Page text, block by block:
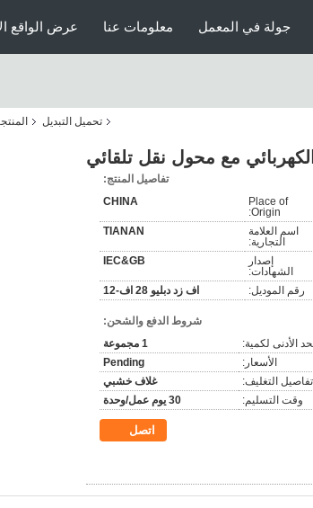
عرض الواقع معلومات عنا جولة في المعمل
تحميل التبديل
تفاصيل المنتج:
Place of
Origin:
CHINA
اسم العلامة
التجارية:
TIANAN
إصدار
الشهادات:
IEC&GB
رقم الموديل: اف زد دبليو 28 اف-12
شروط الدفع والشحن:
الأدنى لكمية:
1 مجموعة
الأسعار:
Pending
تفاصيل التغليف:
غلاف خشبي
وقت التسليم:
30 يوم عمل/وحدة
اتصل